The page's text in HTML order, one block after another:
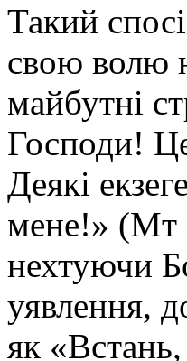
Такий
свою волю
майбутні
Господи!
Деякі
мене!» (Мт
нехтуючи
уявлення,
як